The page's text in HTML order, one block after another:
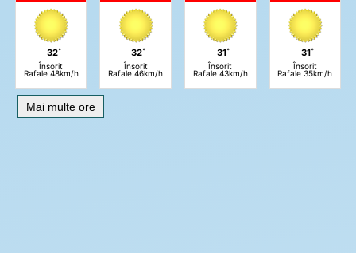
32˚
Însorit
Rafale 48km/h
32˚
Însorit
Rafale 46km/h
31˚
Însorit
Rafale 43km/h
31˚
Însorit
Rafale 35km/h
Mai multe ore